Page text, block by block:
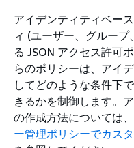
アイデンティティベー
ィ (ユーザー、グルー
る JSON アクセス許可
らのポリシーは、アイ
してどのような条件下
きるかを制御します。
の作成方法については、
ー管理ポリシーでカス